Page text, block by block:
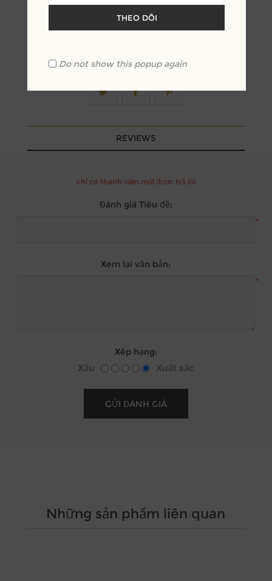
REVIEWS
chỉ có thành viên mới được trả lời
Đánh giá Tiêu đề:
*
Xem lại văn bản:
*
Xêp hạng:
Xấu Xuất sắc
Những sản phẩm liên quan
THEO DÕI
Do not show this popup again